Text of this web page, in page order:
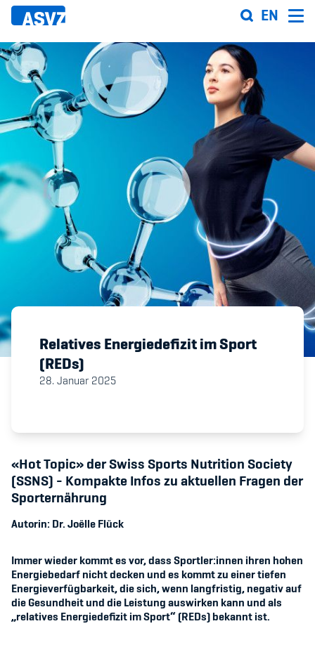
Direkt
zum
EN
Sportfahrplan
Sportarten
Sportanlagen
Events
ASVZ@home
Member's Manual / FAQ
Academy
Diversität & Inklusion
Infomails
Relatives Energiedefizit im Sport
(REDs)
28. Januar 2025
«Hot Topic» der Swiss Sports Nutrition Society
(SSNS) - Kompakte Infos zu aktuellen Fragen der
Sporternährung
Autorin: Dr. Joëlle Flück
Immer wieder kommt es vor, dass Sportler:innen ihren hohen
Energiebedarf nicht decken und es kommt zu einer tiefen
Energieverfügbarkeit, die sich, wenn langfristig, negativ auf
die Gesundheit und die Leistung auswirken kann und als
„relatives Energiedefizit im Sport“ (REDs) bekannt ist.